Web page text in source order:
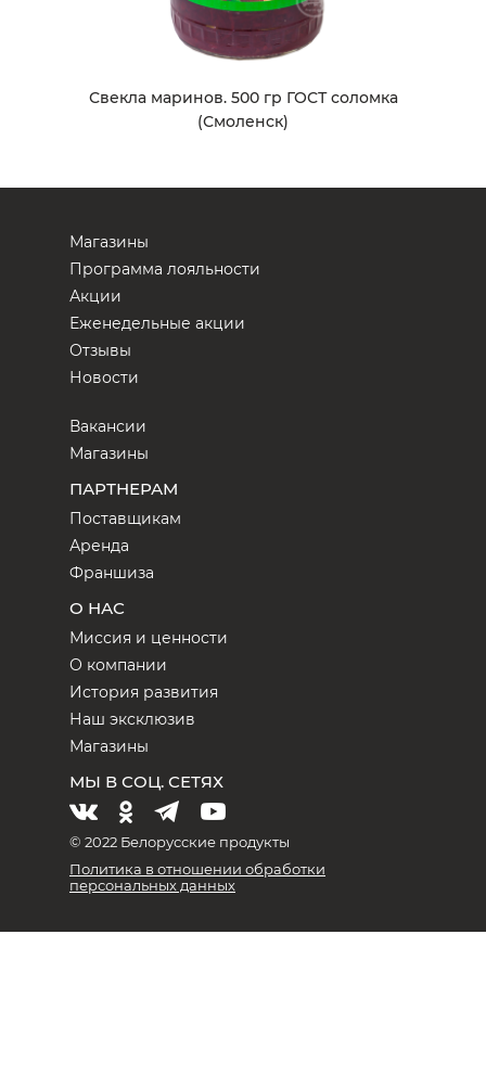
Свекла маринов. 500 гр ГОСТ соломка
(Смоленск)
Магазины
Программа лояльности
Акции
Еженедельные акции
Отзывы
Новости
Вакансии
Магазины
ПАРТНЕРАМ
Поставщикам
Аренда
Франшиза
О НАС
Миссия и ценности
О компании
История развития
Наш эксклюзив
Магазины
МЫ В СОЦ. СЕТЯХ
© 2022 Белорусские продукты
Политика в отношении обработки
персональных данных